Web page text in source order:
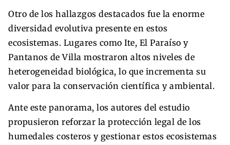
Otro de los hallazgos destacados fue la enorme
diversidad evolutiva presente en estos
ecosistemas. Lugares como Ite, El Paraíso y
Pantanos de Villa mostraron altos niveles de
heterogeneidad biológica, lo que incrementa su
valor para la conservación científica y ambiental.
Ante este panorama, los autores del estudio
propusieron reforzar la protección legal de los
humedales costeros y gestionar estos ecosistemas